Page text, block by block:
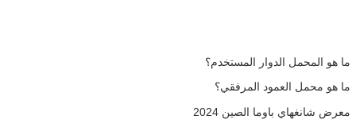
ما هو المحمل الدوار المستخدم؟
ما هو محمل العمود المرفقي؟
معرض شانغهاي باوما الصين 2024